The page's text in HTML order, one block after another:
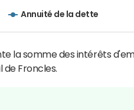
Annuité de la dette
la somme des intérêts
Froncles.